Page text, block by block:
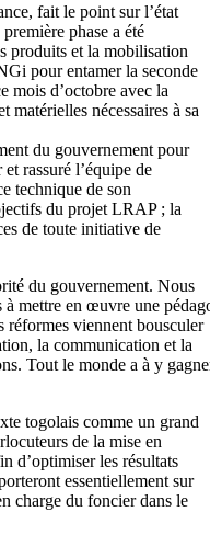
fait le point sur l’état
phase a été
produits et la mobilisation
pour entamer la seconde
mois d’octobre avec la
matérielles nécessaires à sa
du gouvernement pour
rassuré l’équipe de
technique de son
du projet LRAP ; la
de toute initiative de
du gouvernement. Nous
mettre en œuvre une
réformes viennent bousculer
la communication et la
Tout le monde a à y
togolais comme un grand
de la mise en
d’optimiser les résultats
essentiellement sur
charge du foncier dans le